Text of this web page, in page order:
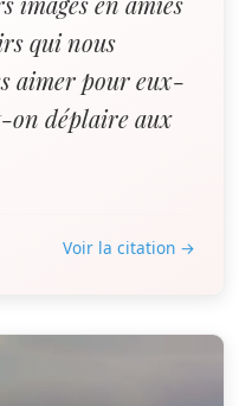
qui nous
aimer pour eux-
on déplaire aux
Voir la citation →